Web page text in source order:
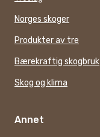
Norges skoger
Produkter av tre
Bærekraftig skogbruk
Skog og klima
Annet